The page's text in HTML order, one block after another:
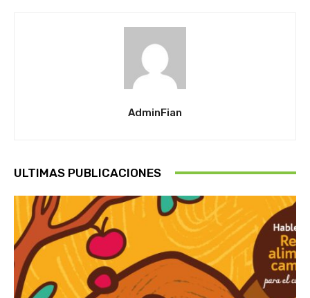
AdminFian
ULTIMAS PUBLICACIONES